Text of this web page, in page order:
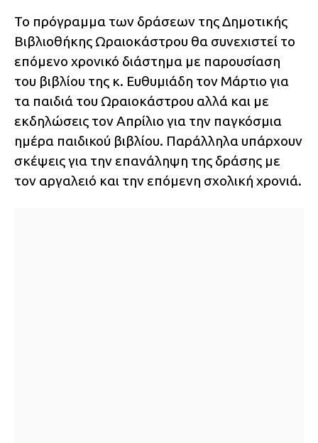
Το πρόγραμμα των δράσεων της Δημοτικής
Βιβλιοθήκης Ωραιοκάστρου θα συνεχιστεί το
επόμενο χρονικό διάστημα με παρουσίαση
του βιβλίου της κ. Ευθυμιάδη τον Μάρτιο για
τα παιδιά του Ωραιοκάστρου αλλά και με
εκδηλώσεις τον Απρίλιο για την παγκόσμια
ημέρα παιδικού βιβλίου. Παράλληλα υπάρχουν
σκέψεις για την επανάληψη της δράσης με
τον αργαλειό και την επόμενη σχολική χρονιά.